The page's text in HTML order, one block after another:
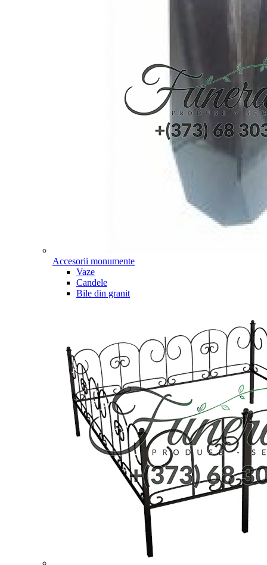
Accesorii monumente
Vaze
Candele
Bile din granit